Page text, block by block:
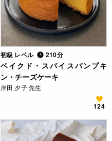
初級 レベル 210分
ベイクド・スパイスパンプキ
ン・チーズケーキ
岸田 夕子 先生
124